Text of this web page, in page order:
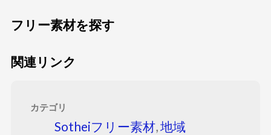
フリー素材を探す
関連リンク
カテゴリ
Sotheiフリー素材,地域